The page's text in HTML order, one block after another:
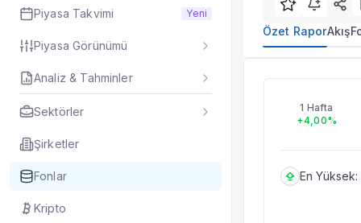
Piyasa Takvimi Yeni
Piyasa Görünümü
Analiz & Tahminler
Sektörler
Şirketler
Fonlar
Kripto
CIN fonu özet
TEFAS CIN fonu
Fon verileri hangi
Evet. Fon detay
Fon Detay— İlgili
Fon Portföyü
Özet RaporAkış
1 Hafta
+4,00%
En Yüksek: